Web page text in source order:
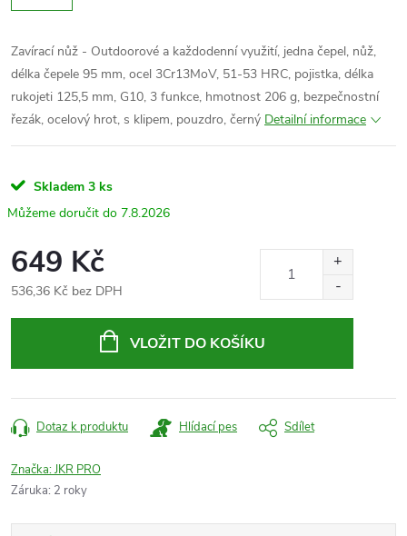
Zavírací nůž - Outdoorové a každodenní využití, jedna čepel, nůž,
délka čepele 95 mm, ocel 3Cr13MoV, 51-53 HRC, pojistka, délka
rukojeti 125,5 mm, G10, 3 funkce, hmotnost 206 g, bezpečnostní
řezák, ocelový hrot, s klipem, pouzdro, černý Detailní informace
Skladem 3 ks
7.8.2026
649 Kč
536,36 Kč bez DPH
VLOŽIT DO KOŠÍKU
Dotaz k produktu Hlídací pes Sdílet
Značka:JKR PRO
Záruka: 2 roky